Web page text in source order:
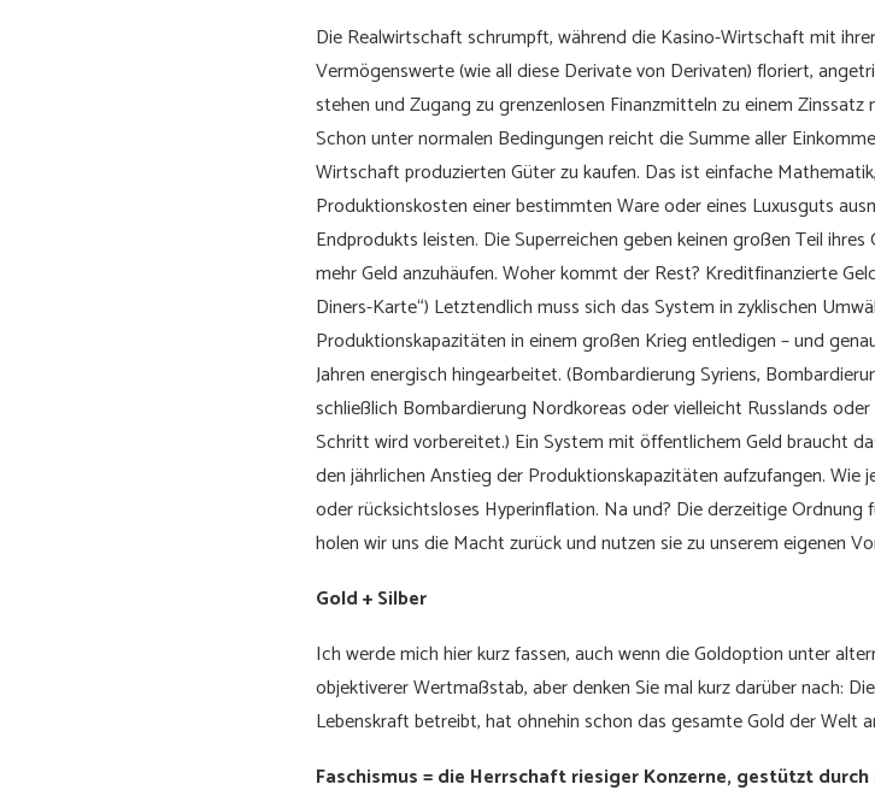
Die Realwirtschaft schrumpft, während die Kasino-Wirtschaft mit
Vermögenswerte (wie all diese Derivate von Derivaten) floriert,
stehen und Zugang zu grenzenlosen Finanzmitteln zu einem
Schon unter normalen Bedingungen reicht die Summe aller
Wirtschaft produzierten Güter zu kaufen. Das ist einfache
Produktionskosten einer bestimmten Ware oder eines Luxusguts
Endprodukts leisten. Die Superreichen geben keinen großen Teil
mehr Geld anzuhäufen. Woher kommt der Rest? Kreditfinanzierte
Diners-Karte“) Letztendlich muss sich das System in zyklischen
Produktionskapazitäten in einem großen Krieg entledigen – und
Jahren energisch hingearbeitet. (Bombardierung Syriens,
schließlich Bombardierung Nordkoreas oder vielleicht Russlands
Schritt wird vorbereitet.) Ein System mit öffentlichem Geld braucht
den jährlichen Anstieg der Produktionskapazitäten aufzufangen. Wie
oder rücksichtsloses Hyperinflation. Na und? Die derzeitige
holen wir uns die Macht zurück und nutzen sie zu unserem eigenen
Gold + Silber
Ich werde mich hier kurz fassen, auch wenn die Goldoption unter
objektiverer Wertmaßstab, aber denken Sie mal kurz darüber nach:
Lebenskraft betreibt, hat ohnehin schon das gesamte Gold der Welt
Faschismus = die Herrschaft riesiger Konzerne, gestützt